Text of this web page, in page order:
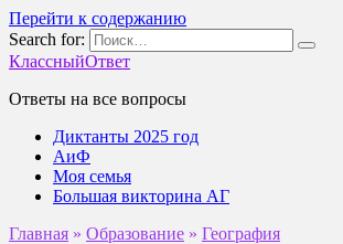
Перейти к содержанию
Search for:
КлассныйОтвет
Ответы на все вопросы
Диктанты 2025 год
АиФ
Моя семья
Большая викторина АГ
Главная » Образование » География